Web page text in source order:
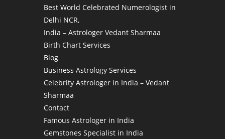
Best World Celebrated Numerologist in
Delhi NCR,
India – Astrologer Vedant Sharmaa
Birth Chart Services
Blog
Business Astrology Services
Celebrity Astrologer in India – Vedant
Sharmaa
Contact
Famous Astrologer in India
Gemstones Specialist in India